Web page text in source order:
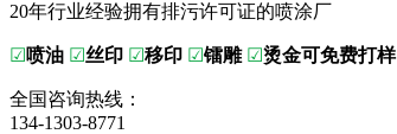
20年行业经验拥有排污许可证的喷涂厂
☑喷油 ☑丝印 ☑移印 ☑镭雕 ☑烫金可免费打样
全国咨询热线：
134-1303-8771